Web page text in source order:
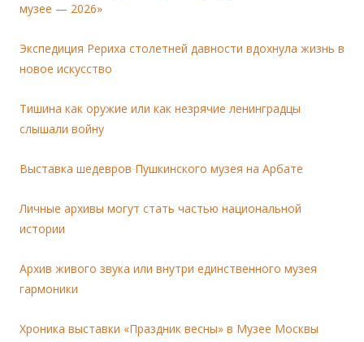
музее — 2026»
Экспедиция Рериха столетней давности вдохнула жизнь в
новое искусство
Тишина как оружие или как незрячие ленинградцы
слышали войну
Выставка шедевров Пушкинского музея на Арбате
Личные архивы могут стать частью национальной
истории
Архив живого звука или внутри единственного музея
гармоники
Хроника выставки «Праздник весны» в Музее Москвы